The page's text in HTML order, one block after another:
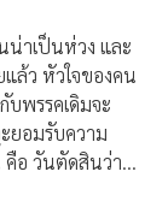
น่าเป็นห่วง และ
ล้ว หัวใจของคน
บพรรคเดิมจะ
ยอมรับความ
คือ วันตัดสินว่า…